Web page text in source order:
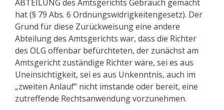
ABTEILUNG des Amtsgerichts Gebrauch gemacht
hat (§ 79 Abs. 6 Ordnungswidrigkeitengesetz). Der
Grund für diese Zurückweisung eine andere
Abteilung des Amtsgerichts war, dass die Richter
des OLG offenbar befürchteten, der zunächst am
Amtsgericht zuständige Richter wäre, sei es aus
Uneinsichtigkeit, sei es aus Unkenntnis, auch im
„zweiten Anlauf“ nicht imstande oder bereit, eine
zutreffende Rechtsanwendung vorzunehmen.